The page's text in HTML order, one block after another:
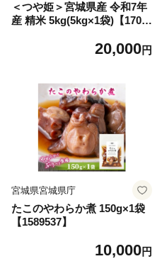
＜つや姫＞宮城県産 令和7年
産 精米 5kg(5kg×1袋)【1700
20,000円
宮城県宮城県庁
たこのやわらか煮 150g×1袋
【1589537】
10,000円